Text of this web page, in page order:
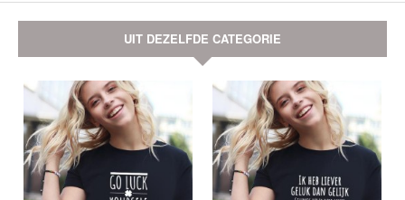
UIT DEZELFDE CATEGORIE